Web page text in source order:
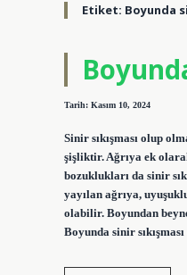
Etiket: Boyunda
Tarih: Kasım 10, 2024
Sinir sıkışması olup
şişliktir. Ağrıya ek
bozuklukları da sinir
yayılan ağrıya,
olabilir. Boyundan
Boyunda sinir